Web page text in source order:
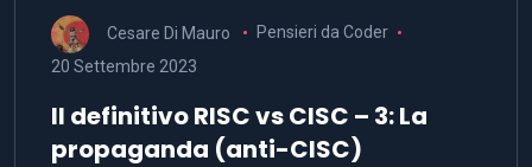
Cesare Di Mauro
Pensieri da Coder
20 Settembre 2023
Il definitivo RISC vs CISC – 3: La
propaganda (anti-CISC)